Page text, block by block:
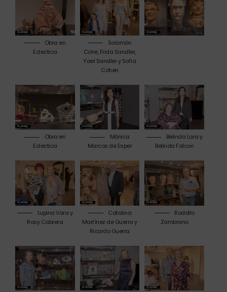
Obra en
Eclectica
Salomón
Cohe, Frida Sandler,
Yael Sandler y Sofía
Cohen
Obra en
Eclectica
Mónica
Marcos de Esper
Belinda Lara y
Belinda Falcon
Lupina Vara y
Rosy Cabrera
Catalina
Martínez de Guerra y
Ricardo Guerra
Rodolfo
Zambrano